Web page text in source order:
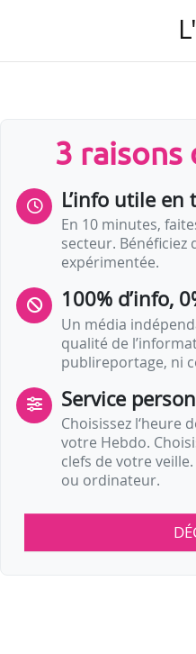
La fonctionnalité propose
• un mode « TapTale
Les utilisateurs peuvent
3 raisons
L’info utile
En 10 minutes,
secteur. Bénéficiez
expérimentée.
100% d’info,
Un média
qualité de
publireportage, ni
Service
Choisissez l‘heure
votre Hebdo.
clefs de votre
ou ordinateur.